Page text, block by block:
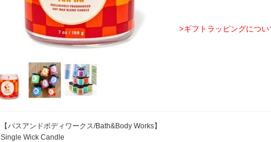
>ギフトラッピングについ
【バスアンドボディワークス/Bath&Body Works】
Single Wick Candle